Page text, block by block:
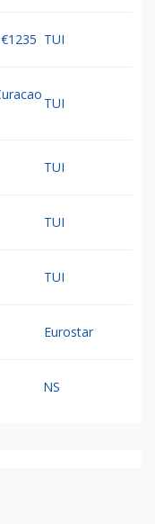
TUI
TUI
TUI
TUI
TUI
Eurostar
NS